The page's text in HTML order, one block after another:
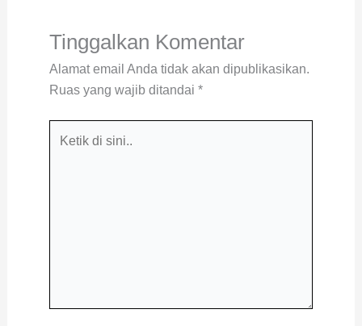
Tinggalkan Komentar
Alamat email Anda tidak akan dipublikasikan.
Ruas yang wajib ditandai *